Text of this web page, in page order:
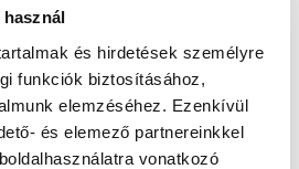
és hirdetések személyre
funkciók biztosításához,
elemzéséhez. Ezenkívül
és elemező partnereinkkel
vonatkozó